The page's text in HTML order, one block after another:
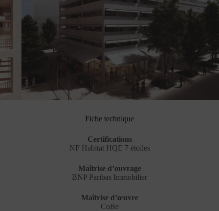
Fiche technique
Certifications
NF Habitat HQE 7 étoiles
Maîtrise d’ouvrage
BNP Paribas Immobilier
Maîtrise d’œuvre
CoBe